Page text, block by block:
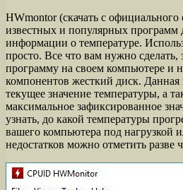
HWmontor (скачать с
известных и популярных программ
информации о температуре.
просто. Все что вам нужно сделать,
программу на своем компьютере и
компонентов жесткий диск. Данная
текущее значение температуры, а
максимальное зафиксированное
узнать, до какой температуры
вашего компьютера под нагрузкой
недостатков можно отметить разве